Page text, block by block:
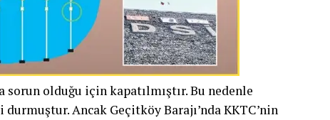
olduğu için kapatılmıştır. Bu nedenle
Ancak Geçitköy Barajı’nda KKTC’nin